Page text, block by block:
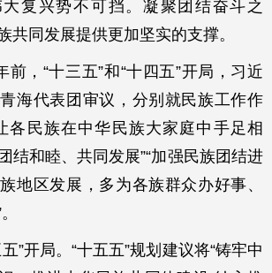
复兴势不可挡。凝聚团结奋斗之
共同发展提供更加坚实的支撑。
前，“十三五”和“十四五”开局，习近
海代表团审议，分别就民族工作作
各民族在中华民族大家庭中手足相
结和睦、共同发展”“加强民族团结进
地区发展，多为各族群众办好事、
”开局。“十五五”规划建议将“铸牢中